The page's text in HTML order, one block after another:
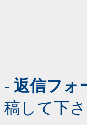
- 返信フォ
稿して下さ